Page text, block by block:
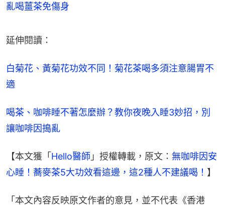
亂喝薑茶免傷身
延伸閱讀：
白菊花、黃菊花功效不同！菊花茶喝多須注意腸胃不
適
喝茶、咖啡睡不著怎麼辦？教你夜晚入睡3妙招，別
讓咖啡因搗亂
【本文獲「Hello醫師 」授權轉載，原文： 無咖啡因安
心睡！蕎麥茶5大功效看這邊，這2種人不建議喝！ 】
「本文內容反映原文作者的意見，並不代表《香港